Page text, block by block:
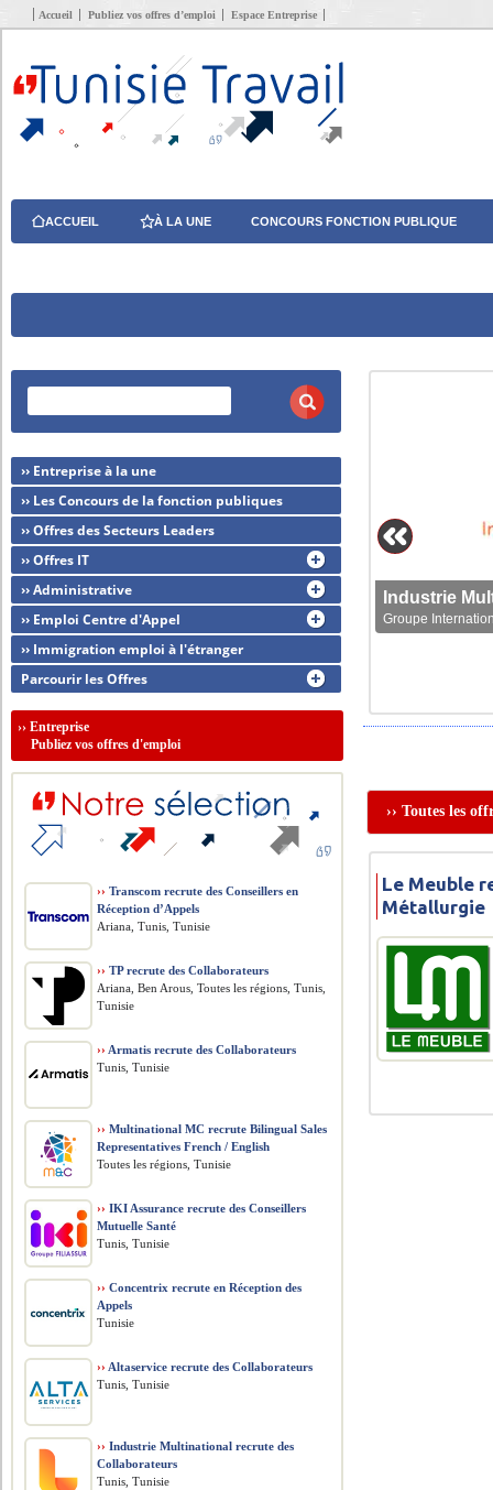
Accueil Publiez vos offres d’emploi Espace Entreprise
ACCUEIL À LA UNE CONCOURS FONCTION PUBLIQUE
Groupe
›› Toutes les
Le Meuble
Métallurgie
›› Entreprise à la une
›› Les Concours de la fonction publiques
›› Offres des Secteurs Leaders
›› Offres IT
›› Administrative
›› Emploi Centre d'Appel
›› Immigration emploi à l'étranger
Parcourir les Offres
››Entreprise
Publiez vos offres d'emploi
›› Transcom recrute des Conseillers en
Réception d’Appels
Ariana, Tunis, Tunisie
›› TP recrute des Collaborateurs
Ariana, Ben Arous, Toutes les régions, Tunis,
Tunisie
›› Armatis recrute des Collaborateurs
Tunis, Tunisie
›› Multinational MC recrute Bilingual Sales
Representatives French / English
Toutes les régions, Tunisie
›› IKI Assurance recrute des Conseillers
Mutuelle Santé
Tunis, Tunisie
›› Concentrix recrute en Réception des
Appels
Tunisie
›› Altaservice recrute des Collaborateurs
Tunis, Tunisie
›› Industrie Multinational recrute des
Collaborateurs
Tunis, Tunisie